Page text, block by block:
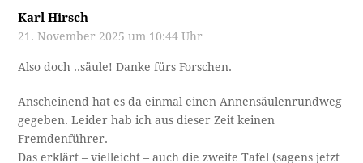
Karl Hirsch
21. November 2025 um 10:44 Uhr
Also doch ..säule! Danke fürs Forschen.
Anscheinend hat es da einmal einen Annensäulenrundweg
gegeben. Leider hab ich aus dieser Zeit keinen
Fremdenführer.
Das erklärt – vielleicht – auch die zweite Tafel (sagens jetzt